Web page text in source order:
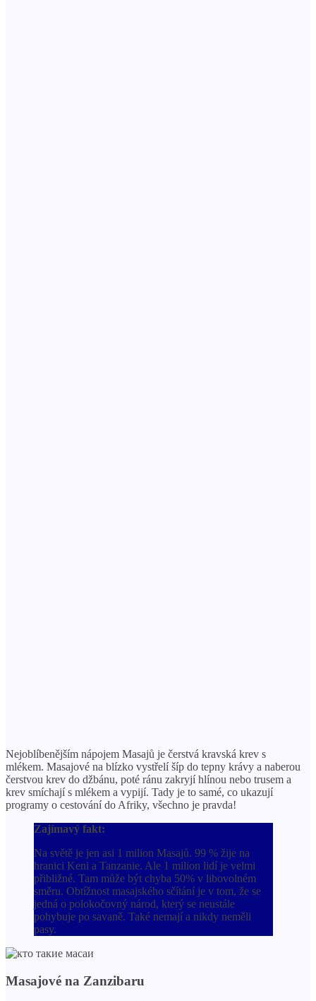
Nejoblíbenějším nápojem Masajů je čerstvá kravská krev s
mlékem. Masajové na blízko vystřelí šíp do tepny krávy a naberou
čerstvou krev do džbánu, poté ránu zakryjí hlínou nebo trusem a
krev smíchají s mlékem a vypijí. Tady je to samé, co ukazují
programy o cestování do Afriky, všechno je pravda!
Zajímavý fakt:
Na světě je jen asi 1 milion Masajů. 99 % žije na
hranici Keni a Tanzanie. Ale 1 milion lidí je velmi
přibližné. Tam může být chyba 50% v libovolném
směru. Obtížnost masajského sčítání je v tom, že se
jedná o polokočovný národ, který se neustále
pohybuje po savaně. Také nemají a nikdy neměli
pasy.
Masajové na Zanzibaru